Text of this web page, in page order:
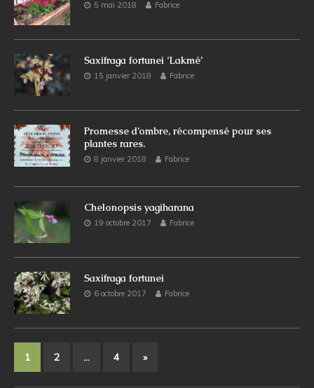
5 mai 2018 Fabrice
Saxifraga fortunei ‘Lakmé’
15 janvier 2018 Fabrice
Promesse d’ombre, récompensé pour ses
plantes rares.
8 janvier 2018 Fabrice
Chelonopsis yagiharana
19 octobre 2017 Fabrice
Saxifraga fortunei
6 octobre 2017 Fabrice
1 2 … 4 »